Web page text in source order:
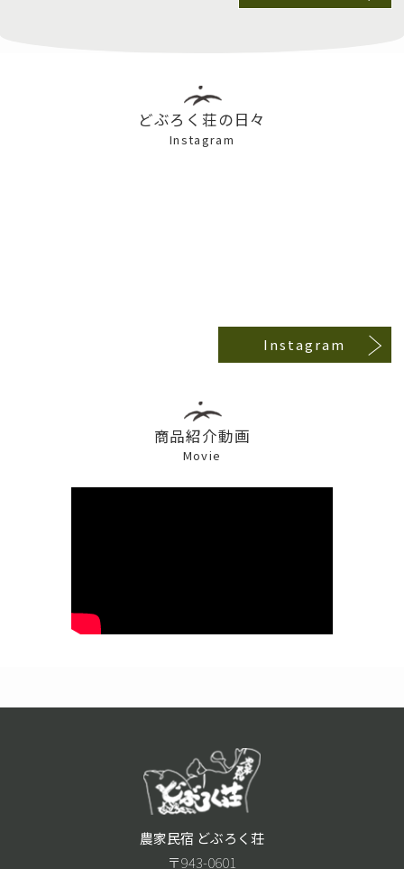
どぶろく荘の日々
Instagram
Instagram
商品紹介動画
Movie
農家民宿 どぶろく荘
〒943-0601